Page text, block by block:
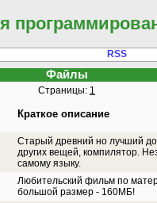
RSS
Файлы
Страницы: 1
Краткое описание
Старый древний но лучший
других вещей, компилятор.
самому языку.
Любительский фильм по
большой размер - 160МБ!